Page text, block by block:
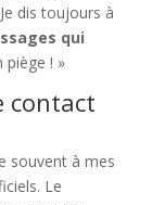
dis toujours à
qui
piège ! »
contact
souvent à mes
Le